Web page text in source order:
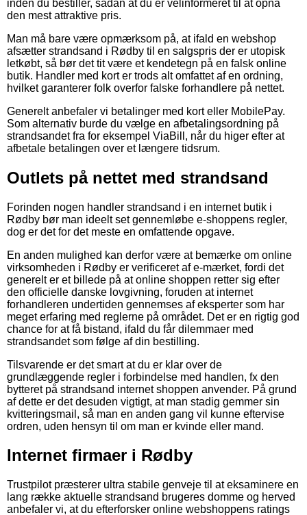
inden du bestiller, sådan at du er velinformeret til at opnå
den mest attraktive pris.
Man må bare være opmærksom på, at ifald en webshop
afsætter strandsand i Rødby til en salgspris der er utopisk
letkøbt, så bør det tit være et kendetegn på en falsk online
butik. Handler med kort er trods alt omfattet af en ordning,
hvilket garanterer folk overfor falske forhandlere på nettet.
Generelt anbefaler vi betalinger med kort eller MobilePay.
Som alternativ burde du vælge en afbetalingsordning på
strandsandet fra for eksempel ViaBill, når du higer efter at
afbetale betalingen over et længere tidsrum.
Outlets på nettet med strandsand
Forinden nogen handler strandsand i en internet butik i
Rødby bør man ideelt set gennemløbe e-shoppens regler,
dog er det for det meste en omfattende opgave.
En anden mulighed kan derfor være at bemærke om online
virksomheden i Rødby er verificeret af e-mærket, fordi det
generelt er et billede på at online shoppen retter sig efter
den officielle danske lovgivning, foruden at internet
forhandleren undertiden gennemses af eksperter som har
meget erfaring med reglerne på området. Det er en rigtig god
chance for at få bistand, ifald du får dilemmaer med
strandsandet som følge af din bestilling.
Tilsvarende er det smart at du er klar over de
grundlæggende regler i forbindelse med handlen, fx den
bytteret på strandsand internet shoppen anvender. På grund
af dette er det desuden vigtigt, at man stadig gemmer sin
kvitteringsmail, så man en anden gang vil kunne eftervise
ordren, uden hensyn til om man er kvinde eller mand.
Internet firmaer i Rødby
Trustpilot præsterer ultra stabile genveje til at eksaminere en
lang række aktuelle strandsand brugeres domme og herved
anbefaler vi, at du efterforsker online webshoppens ratings